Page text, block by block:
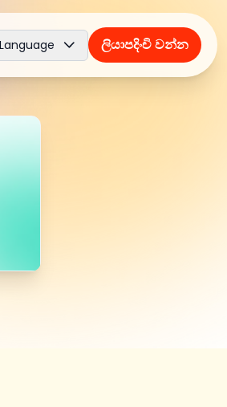
ලියාපදිංචි වන්න